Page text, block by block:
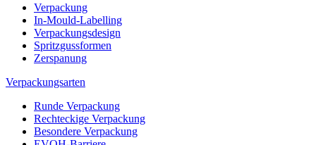
Verpackung
In-Mould-Labelling
Verpackungsdesign
Spritzgussformen
Zerspanung
Verpackungsarten
Runde Verpackung
Rechteckige Verpackung
Besondere Verpackung